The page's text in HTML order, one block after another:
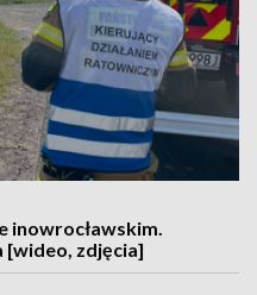
inowrocławskim.
[wideo, zdjęcia]